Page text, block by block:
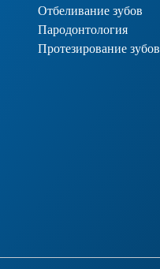
Отбеливание зубов
Пародонтология
Протезирование зубов